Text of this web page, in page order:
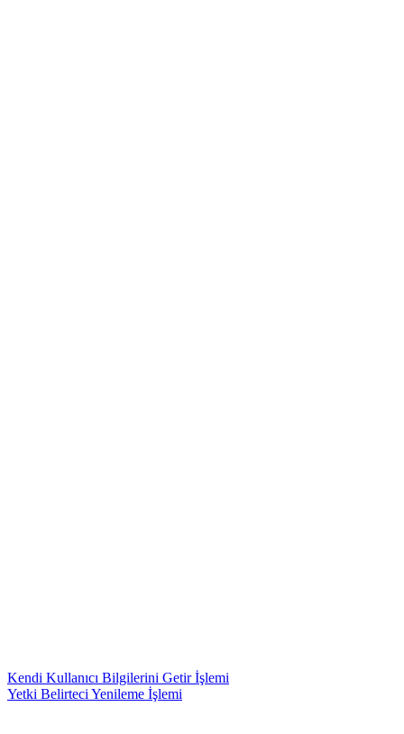
Kendi Kullanıcı Bilgilerini Getir İşlemi
Yetki Belirteci Yenileme İşlemi